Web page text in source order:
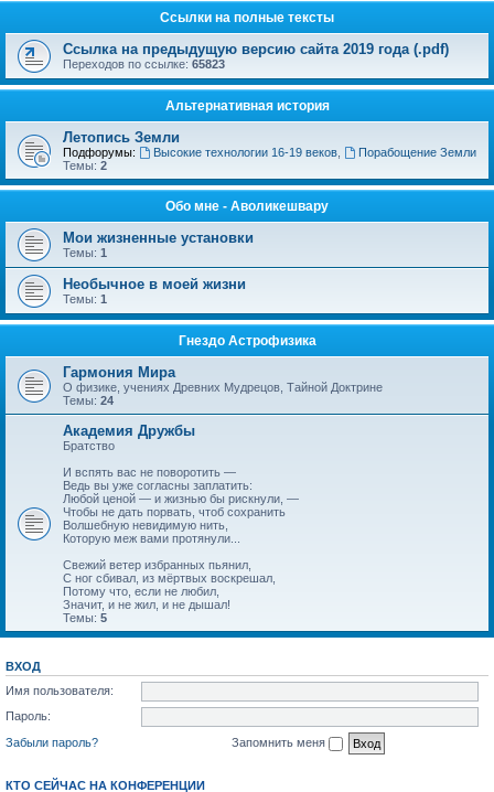
Ссылки на полные тексты
Ссылка на предыдущую версию сайта 2019 года (.pdf)
Переходов по ссылке: 65823
Альтернативная история
Летопись Земли
Подфорумы: Высокие технологии 16-19 веков,
Порабощение Земли
Темы: 2
Обо мне - Аволикешвару
Мои жизненные установки
Темы: 1
Необычное в моей жизни
Темы: 1
Гнездо Астрофизика
Гармония Мира
О физике, учениях Древних Мудрецов, Тайной Доктрине
Темы: 24
Академия Дружбы
Братство
И вспять вас не поворотить —
Ведь вы уже согласны заплатить:
Любой ценой — и жизнью бы рискнули, —
Чтобы не дать порвать, чтоб сохранить
Волшебную невидимую нить,
Которую меж вами протянули...
Свежий ветер избранных пьянил,
С ног сбивал, из мёртвых воскрешал,
Потому что, если не любил,
Значит, и не жил, и не дышал!
Темы: 5
ВХОД
Имя пользователя:
Пароль:
Забыли пароль?
Запомнить меня
КТО СЕЙЧАС НА КОНФЕРЕНЦИИ